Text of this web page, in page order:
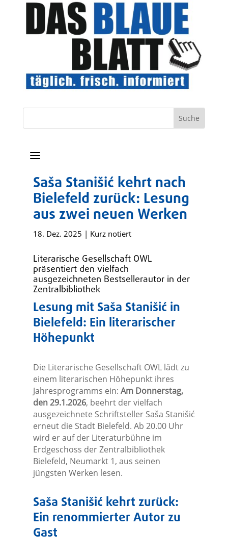
a
Saša Stanišić kehrt nach
Bielefeld zurück: Lesung
aus zwei neuen Werken
18. Dez. 2025 | Kurz notiert
Literarische Gesellschaft OWL
präsentiert den vielfach
ausgezeichneten Bestsellerautor in der
Zentralbibliothek
Lesung mit Saša Stanišić in
Bielefeld: Ein literarischer
Höhepunkt
Die Literarische Gesellschaft OWL lädt zu
einem literarischen Höhepunkt ihres
Jahresprogramms ein: Am Donnerstag,
den 29.1.2026, beehrt der vielfach
ausgezeichnete Schriftsteller Saša Stanišić
erneut die Stadt Bielefeld. Ab 20.00 Uhr
wird er auf der Literaturbühne im
Erdgeschoss der Zentralbibliothek
Bielefeld, Neumarkt 1, aus seinen
jüngsten Werken lesen.
Saša Stanišić kehrt zurück:
Ein renommierter Autor zu
Gast